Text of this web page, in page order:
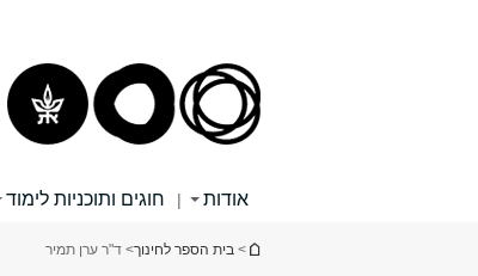
אודות | חוגים ותוכניות לימוד
הינך נמצא כאן
> בית הספר לחינוך> ד"ר ערן תמיר